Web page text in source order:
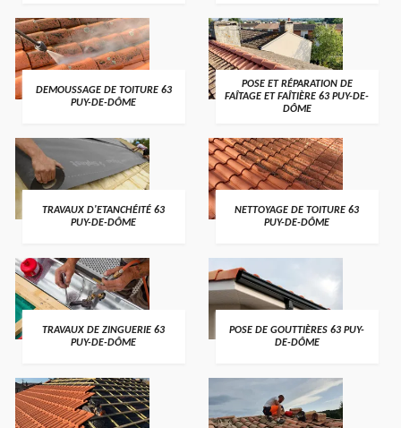
DEMOUSSAGE DE TOITURE 63
PUY-DE-DÔME
POSE ET RÉPARATION DE
FAÎTAGE ET FAÎTIÈRE 63 PUY-DE-
DÔME
TRAVAUX D'ETANCHÉITÉ 63
PUY-DE-DÔME
NETTOYAGE DE TOITURE 63
PUY-DE-DÔME
TRAVAUX DE ZINGUERIE 63
PUY-DE-DÔME
POSE DE GOUTTIÈRES 63 PUY-
DE-DÔME